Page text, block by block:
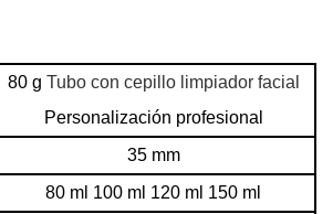
80 g Tubo con cepillo limpiador facial
Personalización profesional
35 mm
80 ml 100 ml 120 ml 150 ml